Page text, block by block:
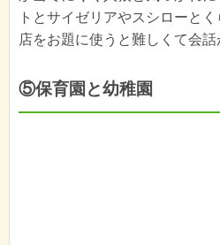
トとサイゼリアやスシローと
店をお題に使うと難しくて会話
⑤保育園と幼稚園